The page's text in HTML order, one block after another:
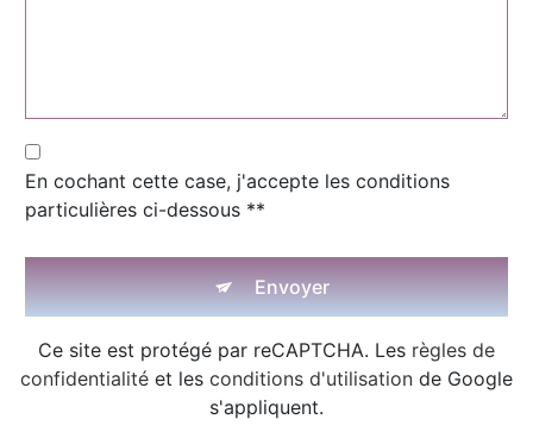
En cochant cette case, j'accepte les conditions
particulières ci-dessous **
Envoyer
Ce site est protégé par reCAPTCHA. Les règles de
confidentialité et les conditions d'utilisation de Google
s'appliquent.